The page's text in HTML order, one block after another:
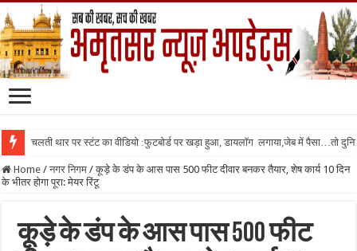
चलती थार पर स्टंट का वीडियो :फुटबोर्ड पर खड़ा हुआ, डायलॉग लगाया,जेब में पैसा…तो
Home / नगर निगम / कूड़े के डंप के आस पास 500 फीट दीवार बनकर तैयार, शेष कार्य 10 दिन
के भीतर होगा पूरा: मेयर रिंटू
कूड़े के डंप के आस पास 500 फीट